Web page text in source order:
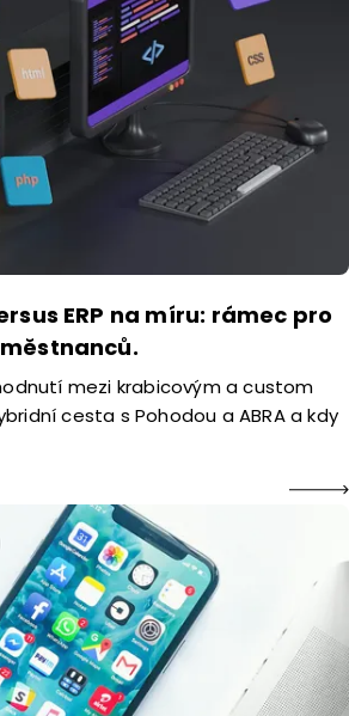
ERP na míru: rámec pro
mezi krabicovým a custom
cesta s Pohodou a ABRA a kdy